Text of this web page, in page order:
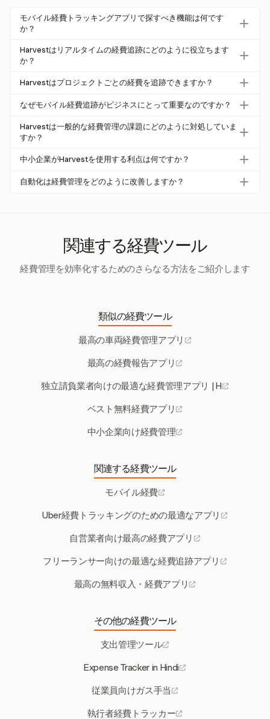
モバイル経費トラッキングアプリで探すべき機能は何です
か？
リアルタイムの経費追跡、レシートアップロード機能、プ
ロジェクトベースの予算管理、モバイルアプリのアクセス
率と正確性を向上させます。
Harvestはリアルタイムの経費追跡にどのように役立ちます
か？
Harvestでは、ユーザーがモバイルアプリを通じて領収書
ライアントとの会議のリアルタイム追跡を提供します。こ
す。
Harvestはプロジェクトごとの経費を追跡できますか？
はい、Harvestはプロジェクトごとの経費の予算追跡とア
コストの両方を効果的に監視できるようにします。
なぜモバイル経費追跡がビジネスにとって重要なのですか？
モバイル経費追跡は、処理時間を41%短縮し、リアルタイ
ムの財務可視性を提供することで効率を向上させます。こ
です。
Harvestは一般的な経費管理の課題にどのように対処していま
すか？
Harvestは、領収書の紛失や重複経費といった課題に対処
務漏れを防ぐための集中管理システムを提供しています。
中小企業がHarvestを使用する利点は何ですか？
Harvestはリアルタイムの経費追跡とプロジェクト予算管
自動化は経費管理をどのように改善しますか？
関連する経費ツール
経費管理を効率化するためのさらなる方法をご紹介します
類似の経費ツール
最高の車両経費管理アプリ
最高の経費報告アプリ
独立請負業者向けの最適な経費管理アプリ | H
ベスト無料経費アプリ
中小企業向け経費管理
関連する経費ツール
モバイル経費
Uber経費トラッキングのための最適なアプリ
自営業者向け最高の経費アプリ
フリーランサー向けの最適な経費追跡アプリ
最高の無料収入・経費アプリ
その他の経費ツール
支出管理ツール
Expense Tracker in Hindi
従業員向けガス手当
執行者経費トラッカー